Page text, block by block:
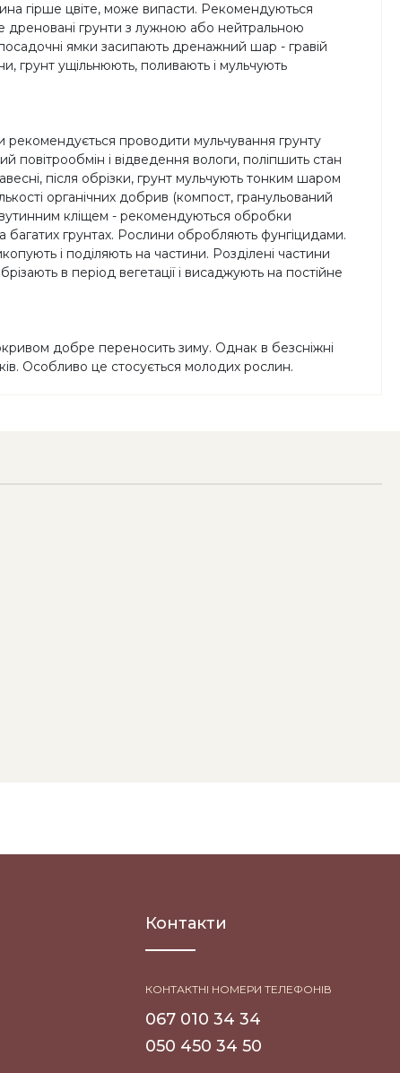
гірше цвіте, може випасти. Рекомендуються
дреновані грунти з лужною або нейтральною
ямки засипають дренажний шар - гравій
грунт ущільнюють, поливають і мульчують
рекомендується проводити мульчування грунту
і відведення вологи, поліпшить стан
після обрізки, грунт мульчують тонким шаром
органічних добрив (компост, гранульований
кліщем - рекомендуються обробки
багатих грунтах. Рослини обробляють фунгіцидами.
і поділяють на частини. Розділені частини
в період вегетації і висаджують на постійне
добре переносить зиму. Однак в безсніжні
Особливо це стосується молодих рослин.
Контакти
КОНТАКТНІ НОМЕРИ ТЕЛЕФОНІВ
067 010 34 34
050 450 34 50